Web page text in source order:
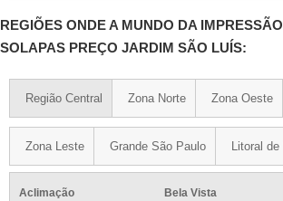
REGIÕES ONDE A MUNDO DA
SOLAPAS PREÇO JARDIM SÃO LUÍS:
Região Central Zona Norte Zona Oeste
Zona Leste Grande São Paulo Litoral
Aclimação
Bela Vista